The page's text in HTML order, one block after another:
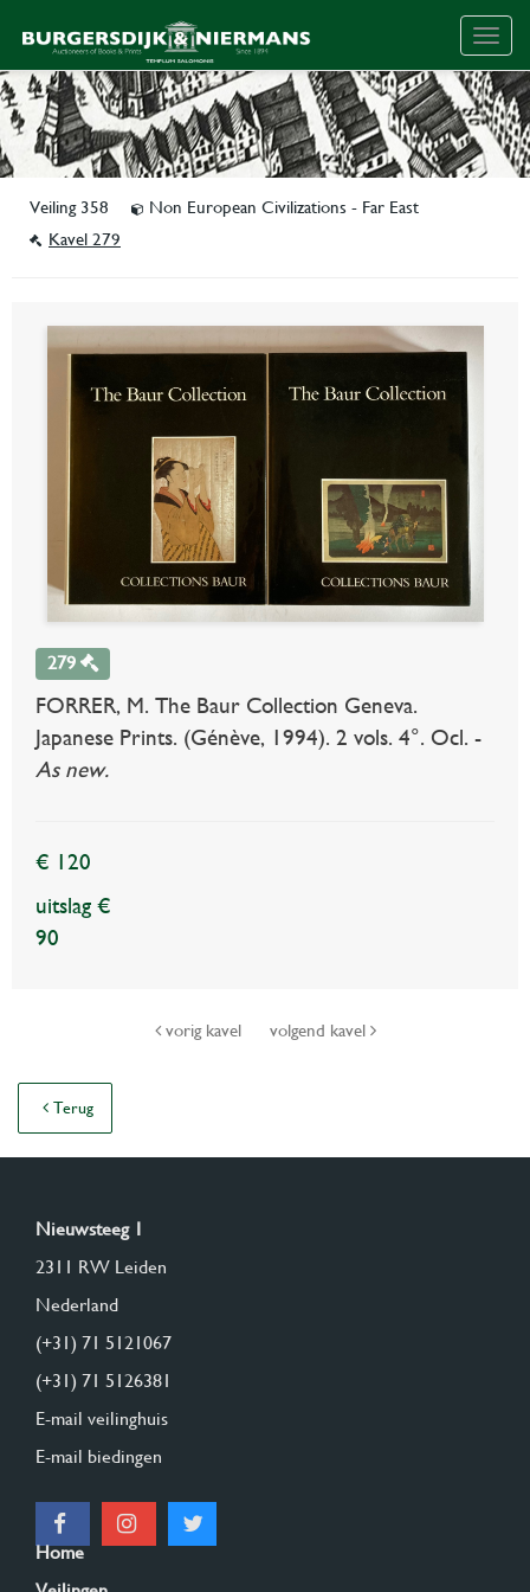
Veiling 358
Non European Civilizations - Far East
Kavel 279
279
FORRER, M. The Baur Collection Geneva.
Japanese Prints. (Génève, 1994). 2 vols. 4°. Ocl. -
As new.
€ 120
uitslag €
90
vorig kavel volgend kavel
Terug
Nieuwsteeg 1
2311 RW Leiden
Nederland
(+31) 71 5121067
(+31) 71 5126381
E-mail veilinghuis
E-mail biedingen
Home